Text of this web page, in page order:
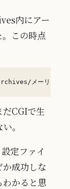
内にアー
この時点
CGIで生
。
定ファイ
成功しな
かると思